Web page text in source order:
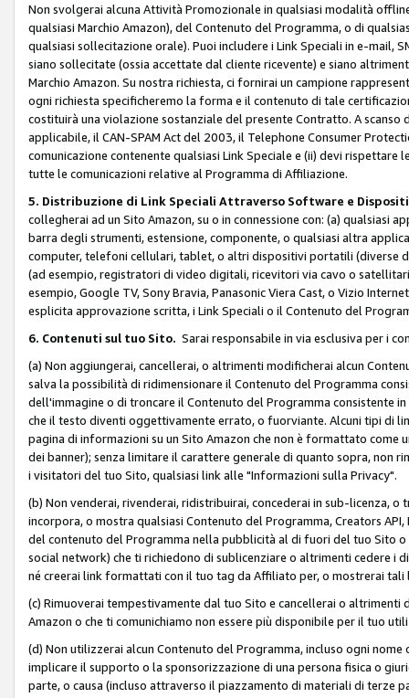
Non svolgerai alcuna Attività Promozionale in qualsiasi modalità
qualsiasi Marchio Amazon), del Contenuto del Programma, o di
qualsiasi sollecitazione orale). Puoi includere i Link Speciali in e-mail,
siano sollecitate (ossia accettate dal cliente ricevente) e siano
Marchio Amazon. Su nostra richiesta, ci fornirai un campione
ogni richiesta specificheremo la forma e il contenuto di tale
costituirà una violazione sostanziale del presente Contratto. A
applicabile, il CAN-SPAM Act del 2003, il Telephone Consumer
comunicazione contenente qualsiasi Link Speciale e (ii) devi
tutte le comunicazioni relative al Programma di Affiliazione.
5. Distribuzione di Link Speciali Attraverso Software e
collegherai ad un Sito Amazon, su o in connessione con: (a)
barra degli strumenti, estensione, componente, o qualsiasi altra
computer, telefoni cellulari, tablet, o altri dispositivi portatili (diverse
(ad esempio, registratori di video digitali, ricevitori via cavo o
esempio, Google TV, Sony Bravia, Panasonic Viera Cast, o Vizio
esplicita approvazione scritta, i Link Speciali o il Contenuto del
6. Contenuti sul tuo Sito. Sarai responsabile in via esclusiva per i
(a) Non aggiungerai, cancellerai, o altrimenti modificherai alcun
salva la possibilità di ridimensionare il Contenuto del Programma
dell'immagine o di troncare il Contenuto del Programma consistente
che il testo diventi oggettivamente errato, o fuorviante. Alcuni tipi di
pagina di informazioni su un Sito Amazon che non è formattato
dei banner); senza limitare il carattere generale di quanto sopra, non
i visitatori del tuo Sito, qualsiasi link alle "Informazioni sulla Privacy".
(b) Non venderai, rivenderai, ridistribuirai, concederai in sub-licenza,
incorpora, o mostra qualsiasi Contenuto del Programma, Creators
del contenuto del Programma nella pubblicità al di fuori del tuo Sito
social network) che ti richiedono di sublicenziare o altrimenti cedere i
né creerai link formattati con il tuo tag da Affiliato per, o mostrerai tali
(c) Rimuoverai tempestivamente dal tuo Sito e cancellerai o
Amazon o che ti comunichiamo non essere più disponibile per il tuo
(d) Non utilizzerai alcun Contenuto del Programma, incluso ogni
implicare il supporto o la sponsorizzazione di una persona fisica o
parte, o causa (incluso attraverso il piazzamento di materiali di terze